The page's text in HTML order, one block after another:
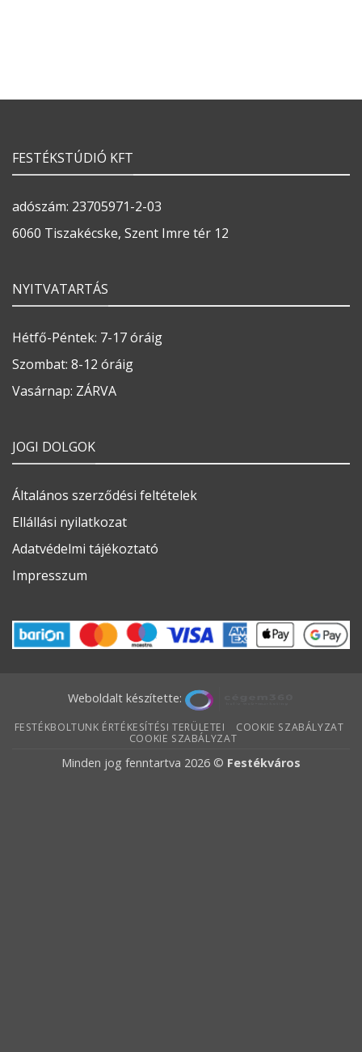
FESTÉKSTÚDIÓ KFT
adószám: 23705971-2-03
6060 Tiszakécske, Szent Imre tér 12
NYITVATARTÁS
Hétfő-Péntek: 7-17 óráig
Szombat: 8-12 óráig
Vasárnap: ZÁRVA
JOGI DOLGOK
Általános szerződési feltételek
Ellállási nyilatkozat
Adatvédelmi tájékoztató
Impresszum
Weboldalt készítette:
FESTÉKBOLTUNK ÉRTÉKESÍTÉSI TERÜLETEI
COOKIE SZABÁLYZAT
COOKIE SZABÁLYZAT
Minden jog fenntartva 2026 © Festékváros